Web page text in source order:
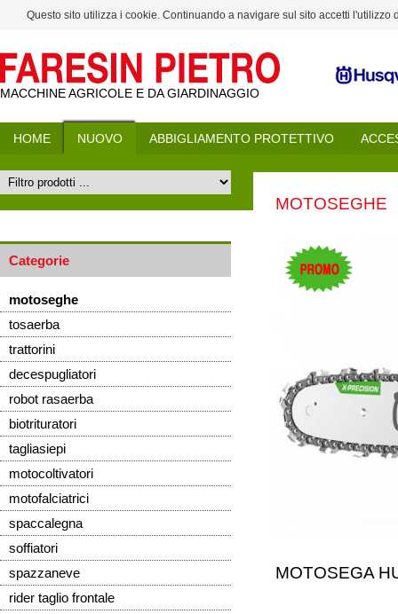
Questo sito utilizza i cookie. Continuando a navigare sul sito accetti l'utilizzo
MACCHINE AGRICOLE E DA GIARDINAGGIO
HOME NUOVO ABBIGLIAMENTO PROTETTIVO
Categorie
motoseghe
tosaerba
trattorini
decespugliatori
robot rasaerba
biotrituratori
tagliasiepi
motocoltivatori
motofalciatrici
spaccalegna
soffiatori
spazzaneve
rider taglio frontale
MOTOSEGHE
MOTOSEGA